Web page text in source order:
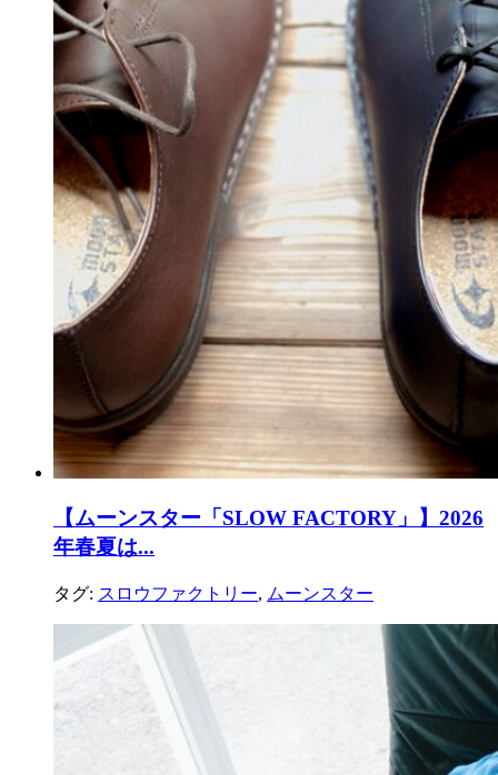
【ムーンスター「SLOW FACTORY」】2026
年春夏は...
タグ: スロウファクトリー, ムーンスター